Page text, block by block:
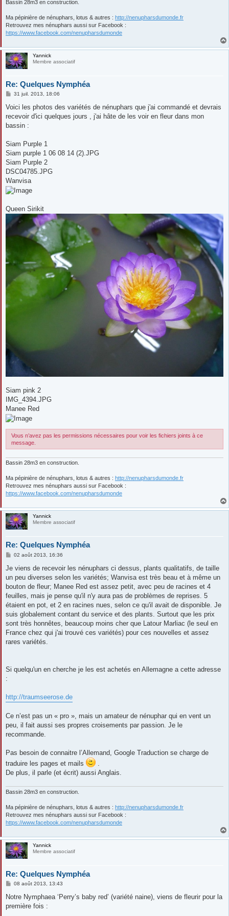
Bassin 28m3 en construction.
Ma pépinière de nénuphars, lotus & autres : http://nenupharsdumonde.fr
Retrouvez mes nénuphars aussi sur Facebook :
https://www.facebook.com/nenupharsdumonde
Yannick
Membre associatif
Re: Quelques Nymphéa
M
s
a
g
31 juil. 2013, 18:06
Voici les photos des variétés de nénuphars que j'ai commandé et devrais
recevoir d'ici quelques jours , j'ai hâte de les voir en fleur dans mon
bassin :
Siam Purple 1
Siam purple 1 06 08 14 (2).JPG
Siam Purple 2
DSC04785.JPG
Wanvisa
Queen Sirikit
Siam pink 2
IMG_4394.JPG
Manee Red
Vous n’avez pas les permissions nécessaires pour voir les fichiers joints à ce
message.
Bassin 28m3 en construction.
Ma pépinière de nénuphars, lotus & autres : http://nenupharsdumonde.fr
Retrouvez mes nénuphars aussi sur Facebook :
https://www.facebook.com/nenupharsdumonde
Yannick
Membre associatif
Re: Quelques Nymphéa
M
s
a
g
02 août 2013, 16:36
Je viens de recevoir les nénuphars ci dessus, plants qualitatifs, de taille
un peu diverses selon les variétés; Wanvisa est très beau et à même un
bouton de fleur; Manee Red est assez petit, avec peu de racines et 4
feuilles, mais je pense qu'il n'y aura pas de problèmes de reprises. 5
étaient en pot, et 2 en racines nues, selon ce qu'il avait de disponible. Je
suis globalement contant du service et des plants. Surtout que les prix
sont très honnêtes, beaucoup moins cher que Latour Marliac (le seul en
France chez qui j'ai trouvé ces variétés) pour ces nouvelles et assez
rares variétés.
Si quelqu'un en cherche je les est achetés en Allemagne a cette adresse
:
http://traumseerose.de
Ce n’est pas un « pro », mais un amateur de nénuphar qui en vent un
peu, il fait aussi ses propres croisements par passion. Je le
recommande.
Pas besoin de connaitre l’Allemand, Google Traduction se charge de
traduire les pages et mails
De plus, il parle (et écrit) aussi Anglais.
Bassin 28m3 en construction.
Ma pépinière de nénuphars, lotus & autres : http://nenupharsdumonde.fr
Retrouvez mes nénuphars aussi sur Facebook :
https://www.facebook.com/nenupharsdumonde
Yannick
Membre associatif
Re: Quelques Nymphéa
M
s
a
08 août 2013, 13:43
Notre Nymphaea ‘Perry’s baby red’ (variété naine), viens de fleurir pour la
première fois :